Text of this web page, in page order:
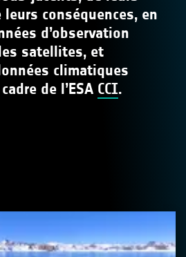
conséquences, en
d’observation
satellites, et
climatiques
de l’ESA CCI.